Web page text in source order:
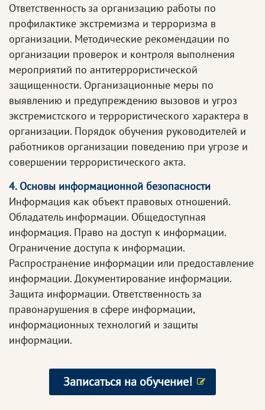
Ответственность за организацию работы по
профилактике экстремизма и терроризма в
организации. Методические рекомендации по
организации проверок и контроля выполнения
мероприятий по антитеррористической
защищенности. Организационные меры по
выявлению и предупреждению вызовов и угроз
экстремистского и террористического характера в
организации. Порядок обучения руководителей и
работников организации поведению при угрозе и
совершении террористического акта.
4. Основы информационной безопасности
Информация как объект правовых отношений.
Обладатель информации. Общедоступная
информация. Право на доступ к информации.
Ограничение доступа к информации.
Распространение информации или предоставление
информации. Документирование информации.
Защита информации. Ответственность за
правонарушения в сфере информации,
информационных технологий и защиты
информации.
Записаться на обучение!